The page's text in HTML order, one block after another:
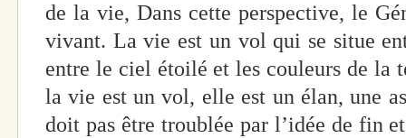
de la vie, Dans cette perspective, le
vivant. La vie est un vol qui se situe
entre le ciel étoilé et les couleurs de la
la vie est un vol, elle est un élan, une
doit pas être troublée par l’idée de fin